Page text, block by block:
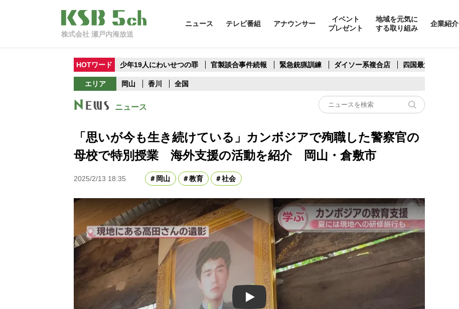
株式会社 瀬戸内海放送
ニュース テレビ番組 アナウンサー
イベント
プレゼント
地域を元気に
する取り組み
企業紹介
HOTワード 少年19人にわいせつの罪 官製談合事件続報 緊急銃猟訓練 ダイソー系複合店 四国最大スリコ
エリア 岡山 香川 全国
ニュース
「思いが今も生き続けている」カンボジアで殉職した警察官の
母校で特別授業 海外支援の活動を紹介 岡山・倉敷市
2025/2/13 18:35 岡山 教育 社会
Play